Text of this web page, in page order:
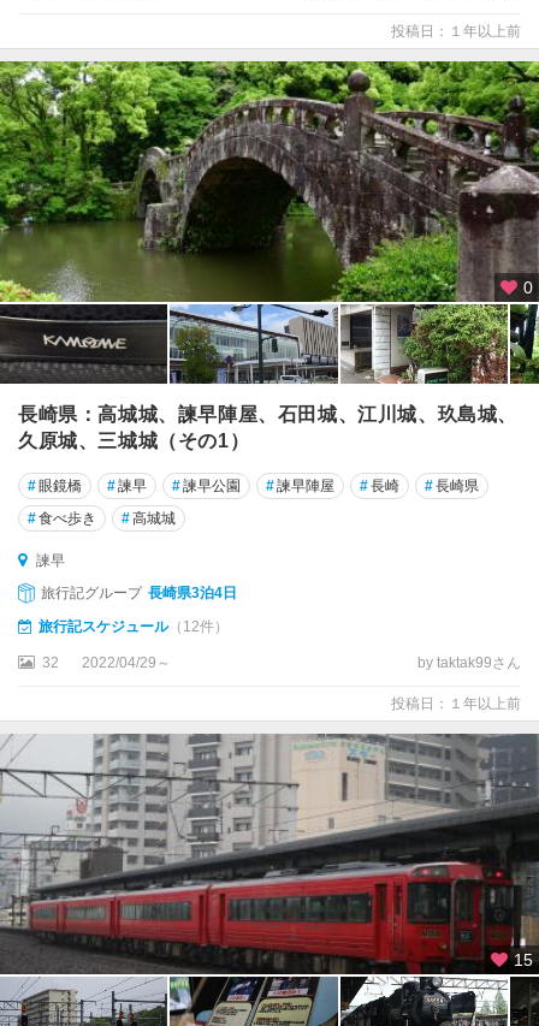
投稿日：１年以上前
0
長崎県：高城城、諫早陣屋、石田城、江川城、玖島城、
久原城、三城城（その1）
#眼鏡橋 #諫早 #諫早公園 #諫早陣屋 #長崎 #長崎県
#食べ歩き #高城城
諫早
旅行記グループ 長崎県3泊4日
旅行記スケジュール（12件）
32 2022/04/29～ by taktak99さん
投稿日：１年以上前
15